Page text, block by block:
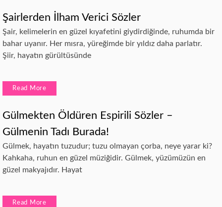
Şairlerden İlham Verici Sözler
Şair, kelimelerin en güzel kıyafetini giydirdiğinde, ruhumda bir
bahar uyanır. Her mısra, yüreğimde bir yıldız daha parlatır.
Şiir, hayatın gürültüsünde
Read More
Gülmekten Öldüren Espirili Sözler –
Gülmenin Tadı Burada!
Gülmek, hayatın tuzudur; tuzu olmayan çorba, neye yarar ki?
Kahkaha, ruhun en güzel müziğidir. Gülmek, yüzümüzün en
güzel makyajıdır. Hayat
Read More